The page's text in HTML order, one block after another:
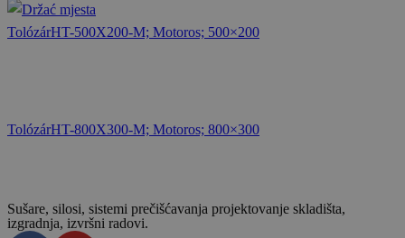
TolózárHT-500X200-M; Motoros; 500×200
TolózárHT-800X300-M; Motoros; 800×300
Sušare, silosi, sistemi prečišćavanja projektovanje skladišta,
izgradnja, izvršni radovi.